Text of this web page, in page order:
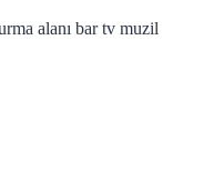
alanı bar tv muzil